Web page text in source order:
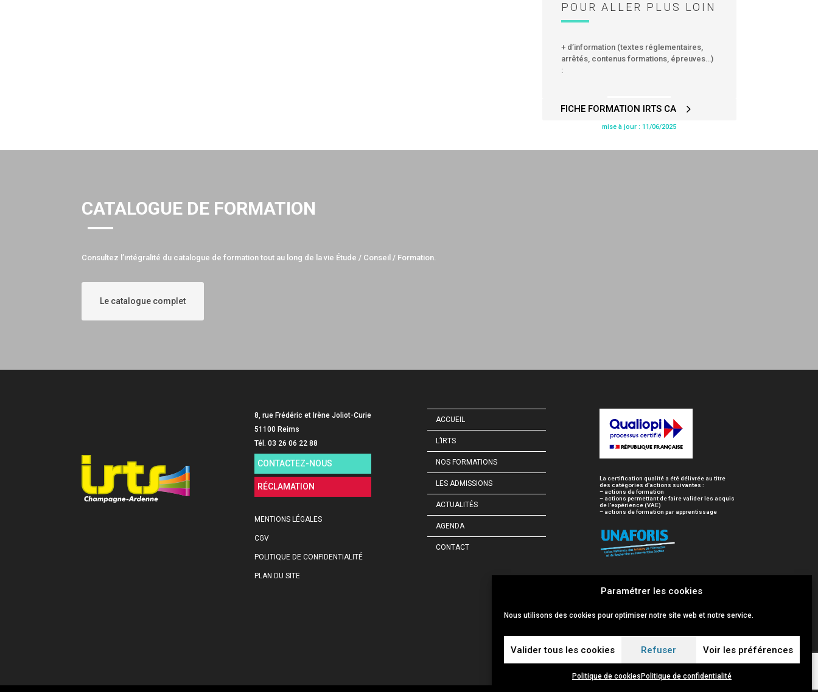
Paramétrer les cookies
Nous utilisons des cookies pour optimiser notre site web et notre service.
Valider tous les cookies Refuser Voir les préférences
Politique de cookies Politique de confidentialité
POUR ALLER PLUS LOIN
+ d’information (textes réglementaires,
arrêtés, contenus formations, épreuves…)
:
FICHE FORMATION IRTS CA
mise à jour : 11/06/2025
CATALOGUE DE FORMATION
Consultez l’intégralité du catalogue de formation tout au long de la vie Étude / Conseil / Formation.
Le catalogue complet
8, rue Frédéric et Irène Joliot-Curie
51100 Reims
Tél. 03 26 06 22 88
CONTACTEZ-NOUS
RÉCLAMATION
MENTIONS LÉGALES
CGV
POLITIQUE DE CONFIDENTIALITÉ
PLAN DU SITE
ACCUEIL
L’IRTS
NOS FORMATIONS
LES ADMISSIONS
ACTUALITÉS
AGENDA
CONTACT
La certification qualité a été délivrée au titre
des catégories d’actions suivantes :
– actions de formation
– actions permettant de faire valider les acquis
de l’expérience (VAE)
– actions de formation par apprentissage